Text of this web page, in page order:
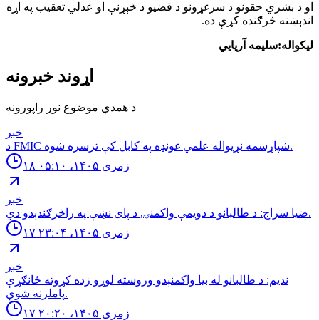
او د بشري حقونو د سرغړونو د قضیو د څېړنې او عدلي تعقیب په اړه
اندېښنه څرګنده کړې ده.
لیکواله:سلیمه آریایي
اړوند خبرونه
د همدې موضوع نور راپورونه
خبر
د FMIC شپاړسمه نړیواله علمي غونډه په کابل کې ترسره شوه.
۱۸ زمری ۱۴۰۵، ۰۵:۱۰
خبر
ضيا سراج: د طالبانو د دويمې واكمنۍ, د پاى نښې په راڅرګندېدو دي.
۱۷ زمری ۱۴۰۵، ۲۳:۰۴
خبر
نديم: د طالبانو له بيا واكمنېدو وروسته لوړو زده كړوته ځانګړې
پاملرنه شوې.
۱۷ زمری ۱۴۰۵، ۲۰:۲۰